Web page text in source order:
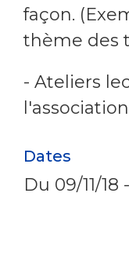
façon.
thème des
- Ateliers
Dates
Du 09/11/18 -